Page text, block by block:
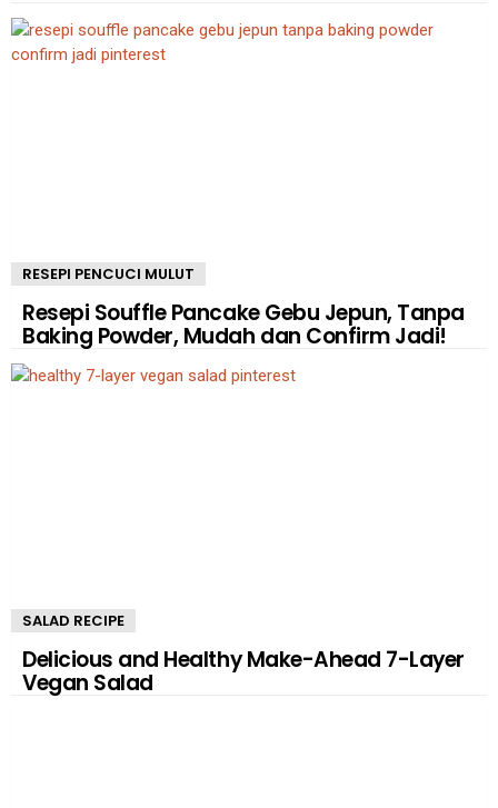
RESEPI PENCUCI MULUT
Resepi Souffle Pancake Gebu Jepun, Tanpa
Baking Powder, Mudah dan Confirm Jadi!
SALAD RECIPE
Delicious and Healthy Make-Ahead 7-Layer
Vegan Salad